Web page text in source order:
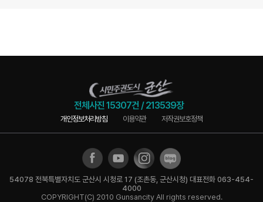
전체사진 15307건 /213539장
개인정보처리방침 이용약관 저작권보호정책
54078 전북특별자치도 군산시 시청로 17 (조촌동, 군산시청) 대표전화 063-454-
4000
COPYRIGHT(C) 2010 Gunsancity All rights reserved.